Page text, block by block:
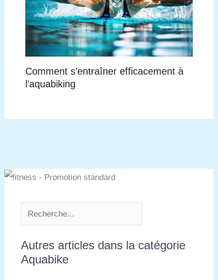
Comment s’entraîner efficacement à
l’aquabiking
Autres articles dans la catégorie
Aquabike